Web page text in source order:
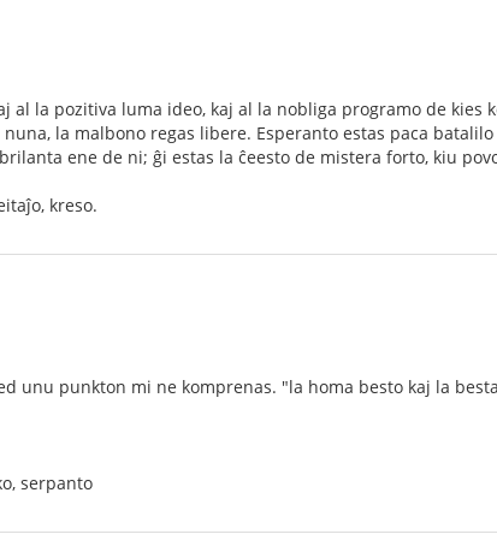
al la pozitiva luma ideo, kaj al la nobliga programo de kies
nuna, la malbono regas libere. Esperanto estas paca
ene de ni; ĝi estas la ĉeesto de mistera forto, kiu
kreso.
unu punkton mi ne komprenas. "la homa besto kaj la
serpanto